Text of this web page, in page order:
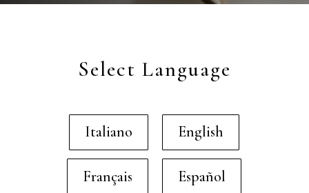
Select Language
Italiano English
Français Español